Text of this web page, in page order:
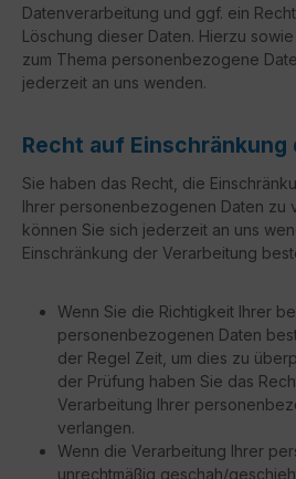
Datenverarbeitung und ggf. ein
Löschung dieser Daten. Hierzu
zum Thema personenbezogene
jederzeit an uns wenden.
Recht auf
Sie haben das Recht, die
Ihrer personenbezogenen Daten zu
können Sie sich jederzeit an uns
Einschränkung der Verarbeitung
Wenn Sie die Richtigkeit Ihrer
personenbezogenen Daten
der Regel Zeit, um dies zu
der Prüfung haben Sie das
Verarbeitung Ihrer
verlangen.
Wenn die Verarbeitung Ihrer
unrechtmäßig geschah/